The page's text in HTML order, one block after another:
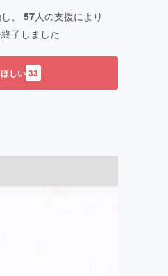
、 57人の支援により
了しました
しい 33